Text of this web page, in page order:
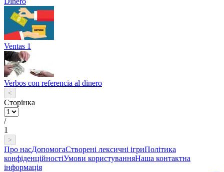
Ventas 1
Verbos con referencia al dinero
<
Сторінка
/
1
>
Про насДопомогаСтворені лексичні ігриПолітика
конфіденційностіУмови користуванняНаша контактна
інформація